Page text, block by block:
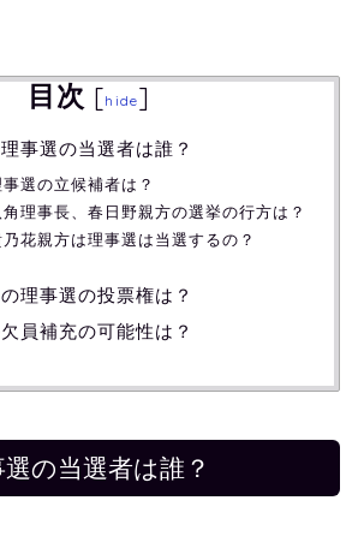
目次 [hide]
事選の当選者は誰？
事選の立候補者は？
角理事長、春日野親方の選挙の行方は？
乃花親方は理事選は当選するの？
理事選の投票権は？
員補充の可能性は？
の当選者は誰？